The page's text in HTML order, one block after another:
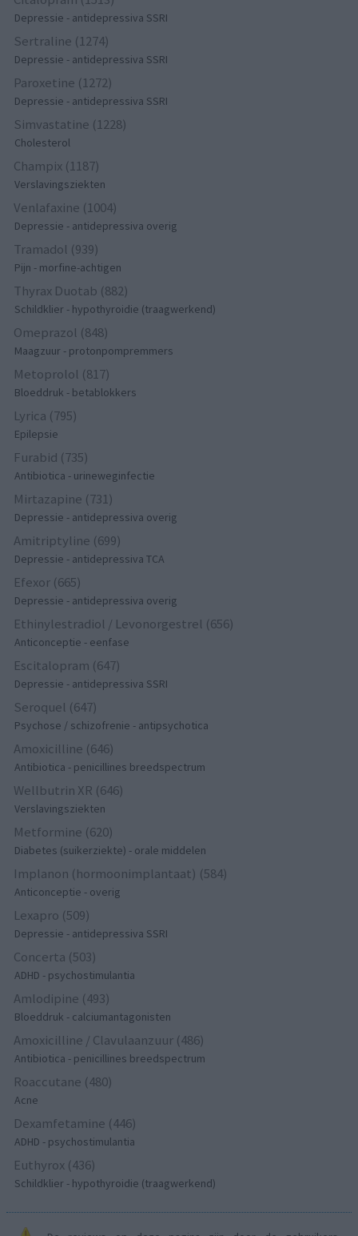
Depressie - antidepressiva SSRI
Sertraline (1274)
Depressie - antidepressiva SSRI
Paroxetine (1272)
Depressie - antidepressiva SSRI
Simvastatine (1228)
Cholesterol
Champix (1187)
Verslavingsziekten
Venlafaxine (1004)
Depressie - antidepressiva overig
Tramadol (939)
Pijn - morfine-achtigen
Thyrax Duotab (882)
Schildklier - hypothyroidie (traagwerkend)
Omeprazol (848)
Maagzuur - protonpompremmers
Metoprolol (817)
Bloeddruk - betablokkers
Lyrica (795)
Epilepsie
Furabid (735)
Antibiotica - urineweginfectie
Mirtazapine (731)
Depressie - antidepressiva overig
Amitriptyline (699)
Depressie - antidepressiva TCA
Efexor (665)
Depressie - antidepressiva overig
Ethinylestradiol / Levonorgestrel (656)
Anticonceptie - eenfase
Escitalopram (647)
Depressie - antidepressiva SSRI
Seroquel (647)
Psychose / schizofrenie - antipsychotica
Amoxicilline (646)
Antibiotica - penicillines breedspectrum
Wellbutrin XR (646)
Verslavingsziekten
Metformine (620)
Diabetes (suikerziekte) - orale middelen
Implanon (hormoonimplantaat) (584)
Anticonceptie - overig
Lexapro (509)
Depressie - antidepressiva SSRI
Concerta (503)
ADHD - psychostimulantia
Amlodipine (493)
Bloeddruk - calciumantagonisten
Amoxicilline / Clavulaanzuur (486)
Antibiotica - penicillines breedspectrum
Roaccutane (480)
Acne
Dexamfetamine (446)
ADHD - psychostimulantia
Euthyrox (436)
Schildklier - hypothyroidie (traagwerkend)